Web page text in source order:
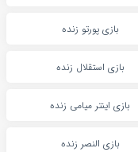
بازی پورتو زنده
بازی استقلال زنده
بازی اینتر میامی زنده
بازی النصر زنده